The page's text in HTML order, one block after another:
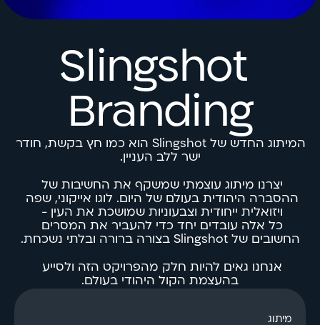
Slingshot
Branding
ישר ללב העניין.
ויזואלית ייחודית וצבעוניות שמושכת את העין -
החשובים של Slingshot בצורה ברורה ובלתי נשכחת.
בהעצמת הקול היהודי בעולם.
מיתוג